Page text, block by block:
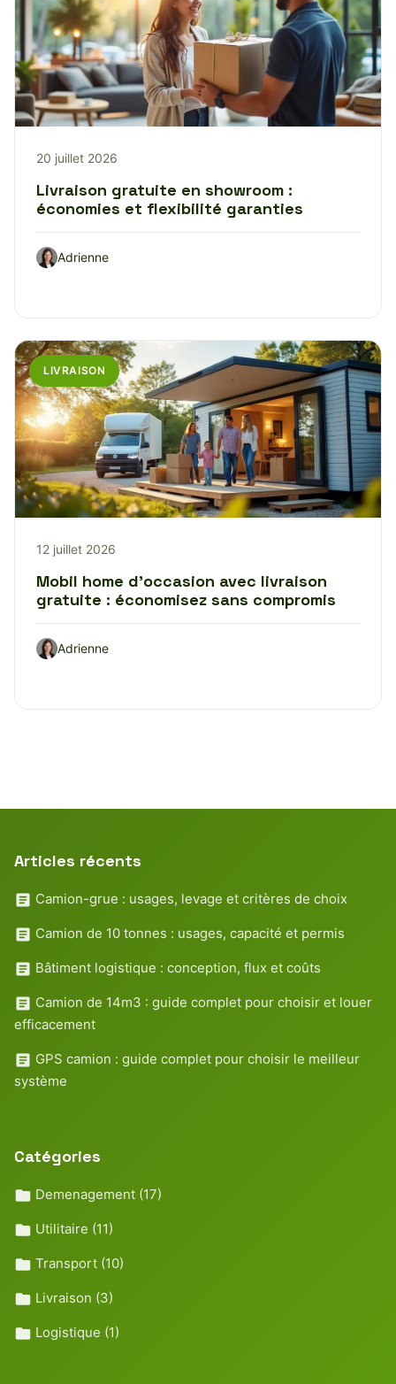
20 juillet 2026
Livraison gratuite en showroom :
économies et flexibilité garanties
Adrienne
LIVRAISON
12 juillet 2026
Mobil home d’occasion avec livraison
gratuite : économisez sans compromis
Adrienne
Articles récents
Camion-grue : usages, levage et critères de choix
Camion de 10 tonnes : usages, capacité et permis
Bâtiment logistique : conception, flux et coûts
Camion de 14m3 : guide complet pour choisir et louer
efficacement
GPS camion : guide complet pour choisir le meilleur
système
Catégories
Demenagement (17)
Utilitaire (11)
Transport (10)
Livraison (3)
Logistique (1)